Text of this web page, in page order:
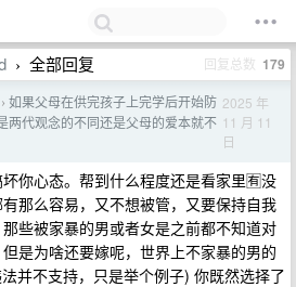
› 全部回复 回复总数 179
› 如果父母在供完孩子上完学后开始防
两代观念的不同还是父母的爱本就不
2025 年
11 月 11
日
你心态。帮到什么程度还是看家里🈶没
那么容易，又不想被管，又要保持自我
些被家暴的男或者女是之前都不知道对
是为啥还要嫁呢，世界上不家暴的男的
并不支持，只是举个例子) 你既然选择了